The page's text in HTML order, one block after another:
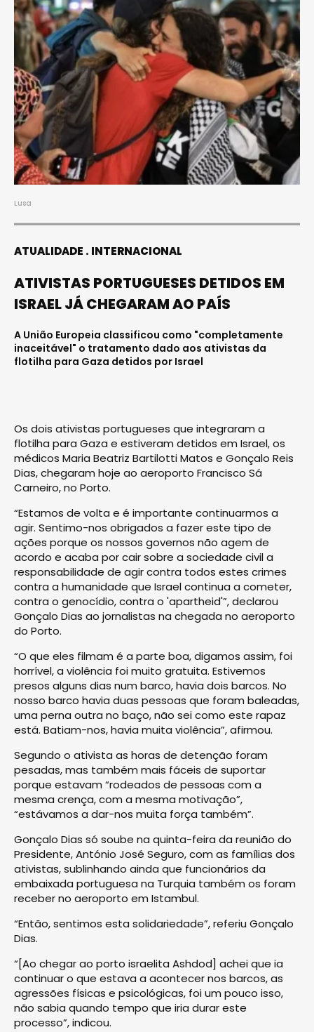
Lusa
ATUALIDADE INTERNACIONAL
ATIVISTAS PORTUGUESES DETIDOS EM
ISRAEL JÁ CHEGARAM AO PAÍS
A União Europeia classificou como "completamente
inaceitável" o tratamento dado aos ativistas da
flotilha para Gaza detidos por Israel
Os dois ativistas portugueses que integraram a
flotilha para Gaza e estiveram detidos em Israel, os
médicos Maria Beatriz Bartilotti Matos e Gonçalo Reis
Dias, chegaram hoje ao aeroporto Francisco Sá
Carneiro, no Porto.
“Estamos de volta e é importante continuarmos a
agir. Sentimo-nos obrigados a fazer este tipo de
ações porque os nossos governos não agem de
acordo e acaba por cair sobre a sociedade civil a
responsabilidade de agir contra todos estes crimes
contra a humanidade que Israel continua a cometer,
contra o genocídio, contra o 'apartheid'”, declarou
Gonçalo Dias ao jornalistas na chegada no aeroporto
do Porto.
“O que eles filmam é a parte boa, digamos assim, foi
horrível, a violência foi muito gratuita. Estivemos
presos alguns dias num barco, havia dois barcos. No
nosso barco havia duas pessoas que foram baleadas,
uma perna outra no baço, não sei como este rapaz
está. Batiam-nos, havia muita violência”, afirmou.
Segundo o ativista as horas de detenção foram
pesadas, mas também mais fáceis de suportar
porque estavam “rodeados de pessoas com a
mesma crença, com a mesma motivação”,
“estávamos a dar-nos muita força também”.
Gonçalo Dias só soube na quinta-feira da reunião do
Presidente, António José Seguro, com as famílias dos
ativistas, sublinhando ainda que funcionários da
embaixada portuguesa na Turquia também os foram
receber no aeroporto em Istambul.
“Então, sentimos esta solidariedade”, referiu Gonçalo
Dias.
“[Ao chegar ao porto israelita Ashdod] achei que ia
continuar o que estava a acontecer nos barcos, as
agressões físicas e psicológicas, foi um pouco isso,
não sabia quando tempo que iria durar este
processo”, indicou.